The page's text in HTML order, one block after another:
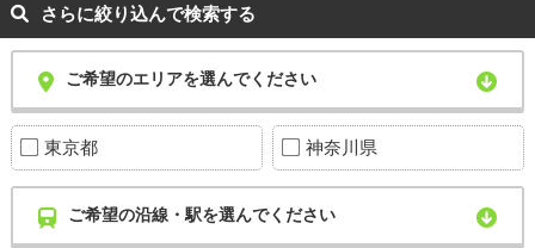
さらに絞り込んで検索する
ご希望のエリアを選んでください
東京都 神奈川県
ご希望の沿線・駅を選んでください